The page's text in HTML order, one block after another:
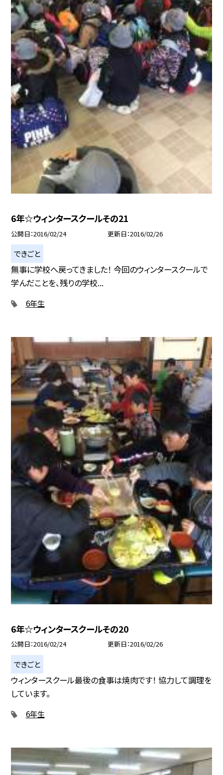
6年☆ウィンタースクールその21
公開日 2016/02/24 更新日 2016/02/26
できごと
無事に学校へ戻ってきました！ 今回のウィンタースクールで
学んだことを、残りの学校...
6年生
6年☆ウィンタースクールその20
公開日 2016/02/24 更新日 2016/02/26
できごと
ウィンタースクール最後の食事は焼肉です！ 協力して調理を
しています。
6年生